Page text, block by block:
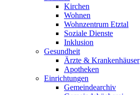
Kirchen
Wohnen
Wohnzentrum Etztal
Soziale Dienste
Inklusion
Gesundheit
Ärzte & Krankenhäuser
Apotheken
Einrichtungen
Gemeindearchiv